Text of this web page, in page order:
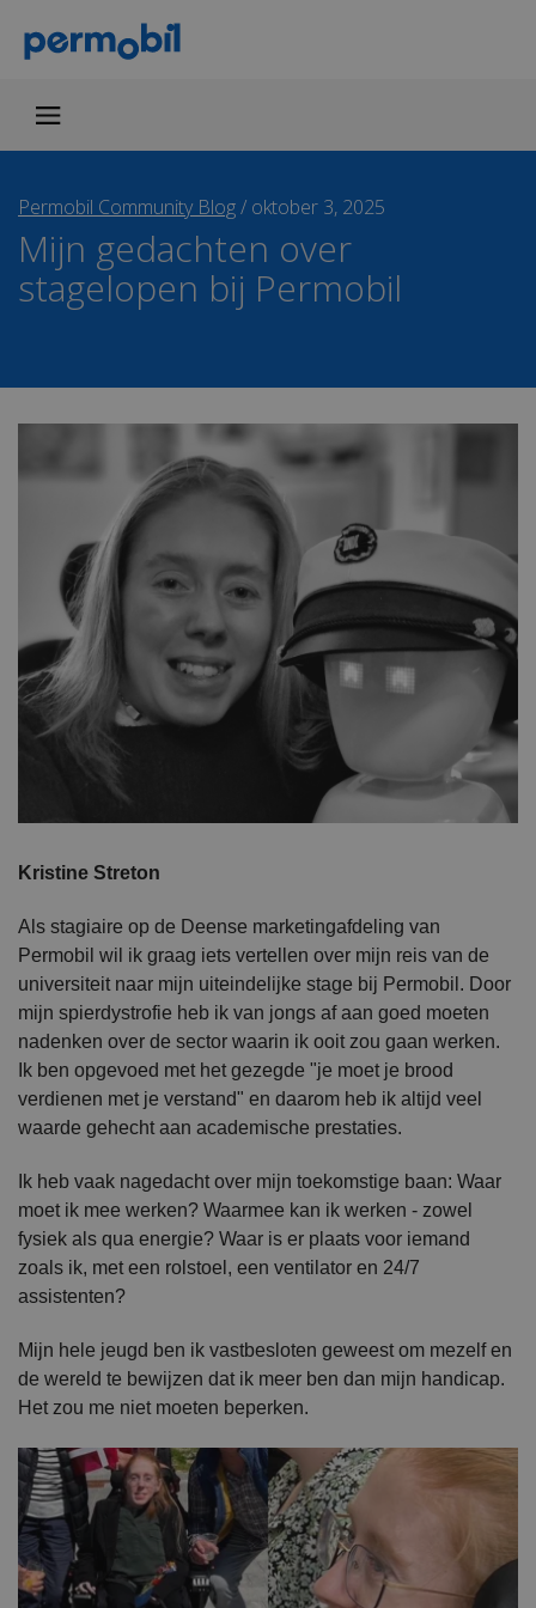
Permobil Community Blog/ oktober 3, 2025
Mijn gedachten over
stagelopen bij Permobil
Kristine Streton
Als stagiaire op de Deense marketingafdeling van
Permobil wil ik graag iets vertellen over mijn reis van de
universiteit naar mijn uiteindelijke stage bij Permobil. Door
mijn spierdystrofie heb ik van jongs af aan goed moeten
nadenken over de sector waarin ik ooit zou gaan werken.
Ik ben opgevoed met het gezegde "je moet je brood
verdienen met je verstand" en daarom heb ik altijd veel
waarde gehecht aan academische prestaties.
Ik heb vaak nagedacht over mijn toekomstige baan: Waar
moet ik mee werken? Waarmee kan ik werken - zowel
fysiek als qua energie? Waar is er plaats voor iemand
zoals ik, met een rolstoel, een ventilator en 24/7
assistenten?
Mijn hele jeugd ben ik vastbesloten geweest om mezelf en
de wereld te bewijzen dat ik meer ben dan mijn handicap.
Het zou me niet moeten beperken.